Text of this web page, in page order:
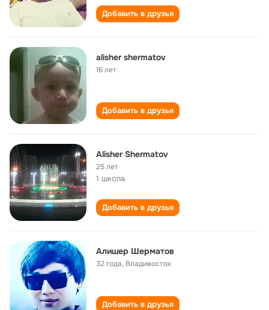
Добавить в друзья
alisher shermatov
16 лет
Добавить в друзья
Alisher Shermatov
25 лет
1 школа
Добавить в друзья
Алишер Шерматов
32 года, Владивосток
Добавить в друзья